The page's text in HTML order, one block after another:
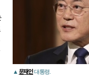
▲ 문재인대통령.